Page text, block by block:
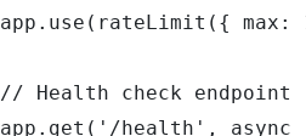
app.use(rateLimit({
// Health check endpoint
app.get('/health', async